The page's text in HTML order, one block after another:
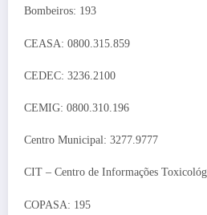
Bombeiros: 193
CEASA: 0800.315.859
CEDEC: 3236.2100
CEMIG: 0800.310.196
Centro Municipal: 3277.9777
CIT – Centro de Informações
COPASA: 195